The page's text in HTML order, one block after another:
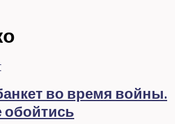
во время войны.
обойтись